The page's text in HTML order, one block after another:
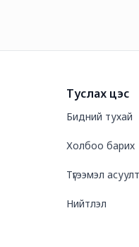
Туслах цэс
Бидний тухай
Холбоо барих
Түгээмэл
Нийтлэл